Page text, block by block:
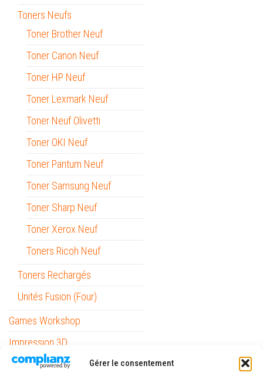
Gérer le consentement
Toners Neufs
Toner Brother Neuf
Toner Canon Neuf
Toner HP Neuf
Toner Lexmark Neuf
Toner Neuf Olivetti
Toner OKI Neuf
Toner Pantum Neuf
Toner Samsung Neuf
Toner Sharp Neuf
Toner Xerox Neuf
Toners Ricoh Neuf
Toners Rechargés
Unités Fusion (Four)
Games Workshop
Impression 3D
Informatique